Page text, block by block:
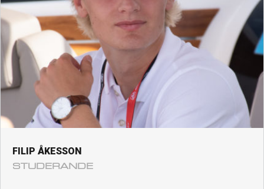
FILIP ÅKESSON
STUDERANDE